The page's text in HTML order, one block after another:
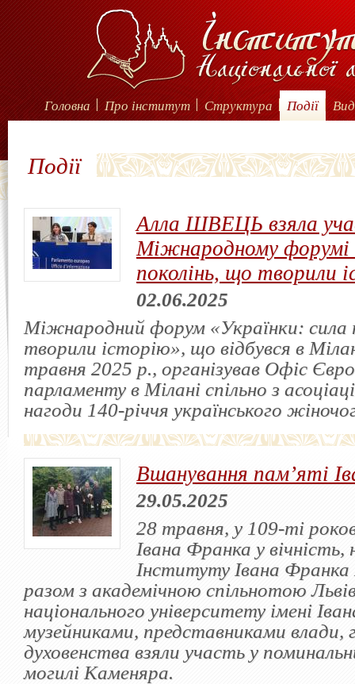
Головна Про інститут Структура Події
Події
Алла ШВЕЦЬ взяла
Міжнародному форумі
поколінь, що творили
02.06.2025
Міжнародний форум «Українки: сила
творили історію», що відбувся в
травня 2025 р., організував Офіс
парламенту в Мілані спільно з
нагоди 140-річчя українського
Вшанування пам’яті
29.05.2025
28 травня, у 109-ті
Івана Франка у вічність,
Інституту Івана
разом з академічною спільнотою
національного університету імені
музейниками, представниками влади,
духовенства взяли участь у
могилі Каменяра.